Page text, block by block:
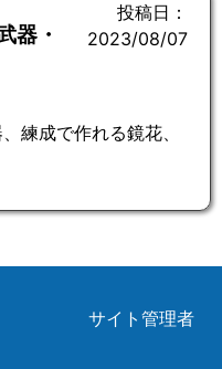
器・
投稿日：
2023/08/07
練成で作れる鏡花、
サイト管理者